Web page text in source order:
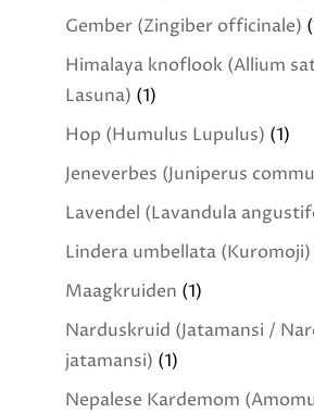
Gember (Zingiber officinale)
Himalaya knoflook (Allium
Lasuna) (1)
Hop (Humulus Lupulus) (1)
Jeneverbes (Juniperus
Lavendel (Lavandula
Lindera umbellata (Kuromoji)
Maagkruiden (1)
Narduskruid (Jatamansi /
jatamansi) (1)
Nepalese Kardemom